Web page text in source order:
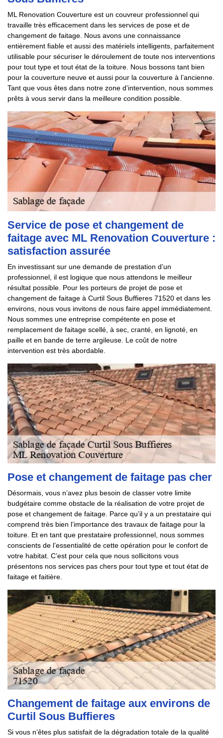
ML Renovation Couverture est un couvreur professionnel qui
travaille très efficacement dans les services de pose et de
changement de faitage. Nous avons une connaissance
entièrement fiable et aussi des matériels intelligents, parfaitement
utilisable pour sécuriser le déroulement de toute nos interventions
pour tout type et tout état de la toiture. Nous bossons tant bien
pour la couverture neuve et aussi pour la couverture à l’ancienne.
Tant que vous êtes dans notre zone d’intervention, nous sommes
prêts à vous servir dans la meilleure condition possible.
Service de pose et changement de
faitage avec ML Renovation Couverture :
satisfaction assurée
En investissant sur une demande de prestation d’un
professionnel, il est logique que nous attendons le meilleur
résultat possible. Pour les porteurs de projet de pose et
changement de faitage à Curtil Sous Buffieres 71520 et dans les
environs, nous vous invitons de nous faire appel immédiatement.
Nous sommes une entreprise compétente en pose et
remplacement de faitage scellé, à sec, cranté, en lignoté, en
paille et en bande de terre argileuse. Le coût de notre
intervention est très abordable.
Pose et changement de faitage pas cher
Désormais, vous n’avez plus besoin de classer votre limite
budgétaire comme obstacle de la réalisation de votre projet de
pose et changement de faitage. Parce qu’il y a un prestataire qui
comprend très bien l’importance des travaux de faitage pour la
toiture. Et en tant que prestataire professionnel, nous sommes
conscients de l’essentialité de cette opération pour le confort de
votre habitat. C’est pour cela que nous sollicitons vous
présentons nos services pas chers pour tout type et tout état de
faitage et faitière.
Changement de faitage aux environs de
Curtil Sous Buffieres
Si vous n’êtes plus satisfait de la dégradation totale de la qualité